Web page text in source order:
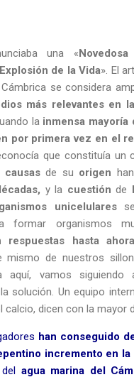
una «
Explosión de la Vida». El
se considera
más relevantes en
la inmensa mayoría
por primera vez en el
que constituía un
causasde su origen
y la cuestión de
unicelulares
formar organismos
respuestas hasta ahora
mismo de nuestros
aquí, vamos siguiendo
solución. Un equipo
calcio, dicen con la mayor
han conseguido
incremento en
del agua marina del